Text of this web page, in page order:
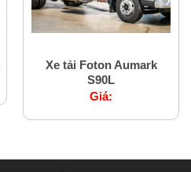
Xe tải Foton Aumark
S90L
Giá: